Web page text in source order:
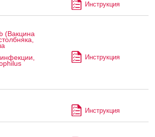
Инструкция
(Вакцина
Инструкция
Инструкция